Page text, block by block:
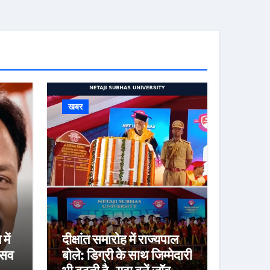
में
खबर
दीक्षांत समारोह में राज्यपाल
बोले: डिग्री के साथ जिम्मेदारी